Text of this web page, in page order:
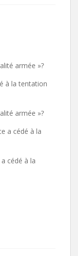
armée »?
à la tentation
armée »?
a cédé à la
cédé à la